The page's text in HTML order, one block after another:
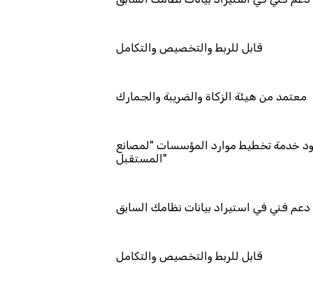
قابل للربط والتخصيص والتكامل
معتمد من هيئة الزكاة والضريبة والجمارك
كمزود خدمة تخطيط موارد المؤسسات "لمصانع
المستقبل"
دعم فني في استيراد بيانات نظامك السابق
قابل للربط والتخصيص والتكامل